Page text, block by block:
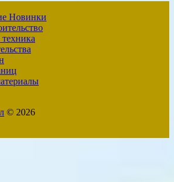
Новинки
© 2026